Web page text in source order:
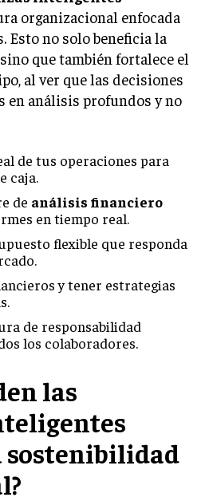
Y RESPONSABILIDAD
periodista de negocios e
amplia trayectoria. Desde hace
años, colaboro en un reconocido
abarcando desde noticias
innovadoras. Creo firmemente en
de cambio, manteniendo a la
y domina los buscadores,
organizacional enfocada
Esto no solo beneficia la
que también fortalece el
al ver que las decisiones
en análisis profundos y no
de tus operaciones para
caja.
de análisis financiero
en tiempo real.
flexible que responda
y tener estrategias
de responsabilidad
los colaboradores.
las